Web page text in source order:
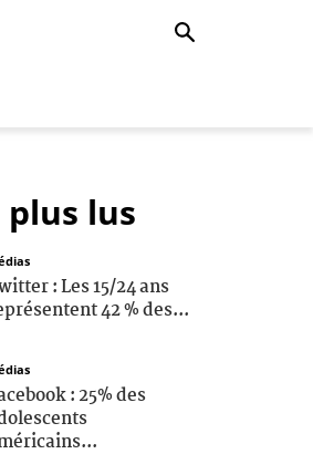
lus
: Les 15/24 ans
42 % des...
: 25% des